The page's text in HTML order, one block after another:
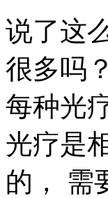
说了这
很多吗
每种光
光疗是
的， 需